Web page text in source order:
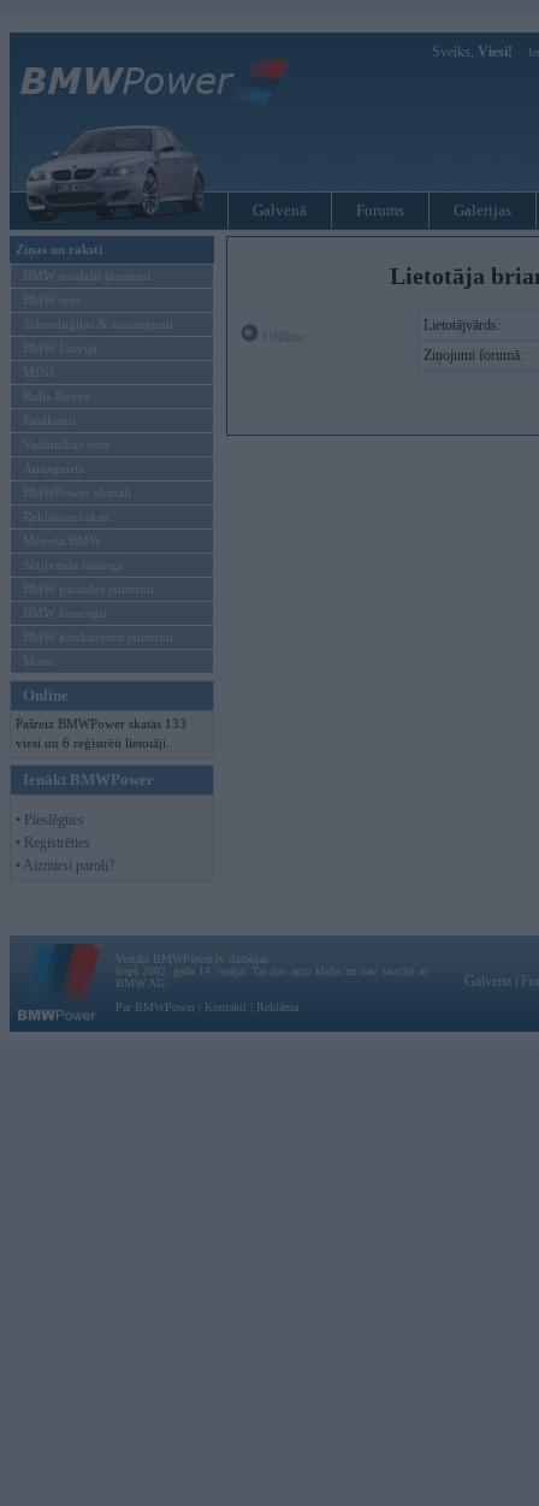
Sveiks, Viesi!
Galvenā Forums Galerijas
Ziņas un raksti
BMW modeļu jaunumi
BMW testi
Tehnoloģijas & sasniegumi
BMW Latvijā
MINI
Rolls-Royce
Pasākumi
Vadāmības tests
Autosports
BMWPower aktuāli
Reklāmas raksti
Mēneša BMW
Sērijveida tūnings
BMW pasaules jaunumi
BMW koncepti
BMW konkurentu jaunumi
Moto
Online
Pašreiz BMWPower skatās 133
viesi un 6 reģistrēti lietotāji.
Ienākt BMWPower
• Pieslēgties
• Reģistrēties
• Aizmirsi paroli?
Lietotāja
Lietotājvārds:
Ziņojumi forumā:
Vortāls BMWPower.lv darbojas
kopš 2002. gada 14. maija. Tas nav auto klubs un nav saistīts ar
BMW AG.
Par BMWPower
Kontakti Reklāma
Galvena